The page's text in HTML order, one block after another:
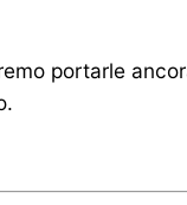
portarle